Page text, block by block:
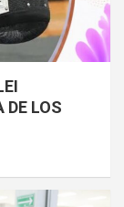
DE LOS